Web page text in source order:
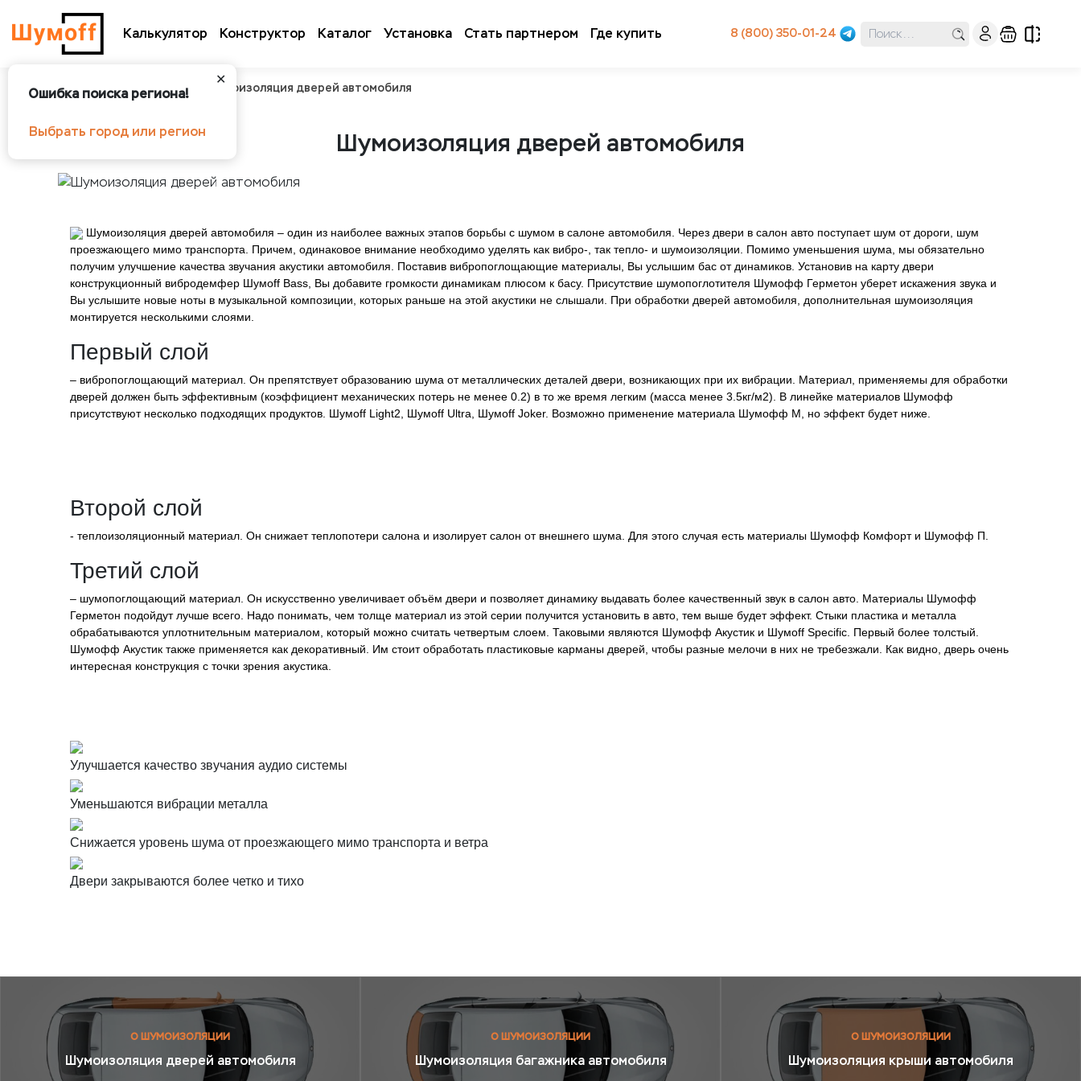
Калькулятор Конструктор Каталог Установка Стать партнером Где купить 8 (800) 350-01-24
✕
Ошибка поиска региона!
Выбрать город или регион
Шумоff О шумоизоляции Шумоизоляция дверей автомобиля
Шумоизоляция дверей автомобиля
Шумоизоляция дверей автомобиля – один из наиболее важных этапов борьбы с шумом в салоне автомобиля. Через двери в салон авто поступает шум от дороги, шум
проезжающего мимо транспорта. Причем, одинаковое внимание необходимо уделять как вибро-, так тепло- и шумоизоляции. Помимо уменьшения шума, мы обязательно
получим улучшение качества звучания акустики автомобиля. Поставив вибропоглощающие материалы, Вы услышим бас от динамиков. Установив на карту двери
конструкционный вибродемфер Шумоff Bass, Вы добавите громкости динамикам плюсом к басу. Присутствие шумопоглотителя Шумофф Герметон уберет искажения звука и
Вы услышите новые ноты в музыкальной композиции, которых раньше на этой акустики не слышали. При обработки дверей автомобиля, дополнительная шумоизоляция
монтируется несколькими слоями.
Первый слой
– вибропоглощающий материал. Он препятствует образованию шума от металлических деталей двери, возникающих при их вибрации. Материал, применяемы для обработки
дверей должен быть эффективным (коэффициент механических потерь не менее 0.2) в то же время легким (масса менее 3.5кг/м2). В линейке материалов Шумофф
присутствуют несколько подходящих продуктов. Шумоff Light2, Шумоff Ultra, Шумоff Joker. Возможно применение материала Шумофф М, но эффект будет ниже.
Второй слой
- теплоизоляционный материал. Он снижает теплопотери салона и изолирует салон от внешнего шума. Для этого случая есть материалы Шумофф Комфорт и Шумофф П.
Третий слой
– шумопоглощающий материал. Он искусственно увеличивает объём двери и позволяет динамику выдавать более качественный звук в салон авто. Материалы Шумофф
Герметон подойдут лучше всего. Надо понимать, чем толще материал из этой серии получится установить в авто, тем выше будет эффект. Стыки пластика и металла
обрабатываются уплотнительным материалом, который можно считать четвертым слоем. Таковыми являются Шумофф Акустик и Шумоff Specific. Первый более толстый.
Шумофф Акустик также применяется как декоративный. Им стоит обработать пластиковые карманы дверей, чтобы разные мелочи в них не требезжали. Как видно, дверь очень
интересная конструкция с точки зрения акустика.
Улучшается качество звучания аудио системы
Уменьшаются вибрации металла
Снижается уровень шума от проезжающего мимо транспорта и ветра
Двери закрываются более четко и тихо
О ШУМОИЗОЛЯЦИИ
Шумоизоляция дверей автомобиля
О ШУМОИЗОЛЯЦИИ
Шумоизоляция багажника автомобиля
О ШУМОИЗОЛЯЦИИ
Шумоизоляция крыши автомобиля